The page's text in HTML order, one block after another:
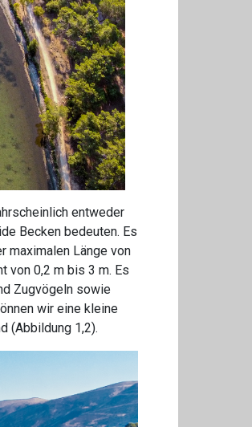
entweder
Becken bedeuten. Es
maximalen Länge von
von 0,2 m bis 3 m. Es
Zugvögeln sowie
wir eine kleine
(Abbildung 1,2).